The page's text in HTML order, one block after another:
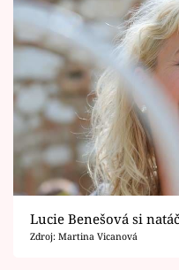
Seriály
Horoskopy
Sledujte prima+
Filmový festival
Lucie Benešová si
Zdroj: Martina Vicanová